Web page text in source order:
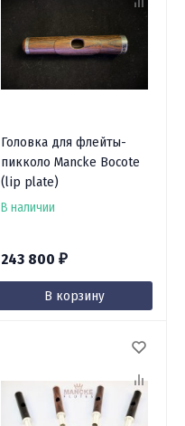
Головка для флейты-
пикколо Mancke Bocote
(lip plate)
В наличии
243 800 ₽
В корзину